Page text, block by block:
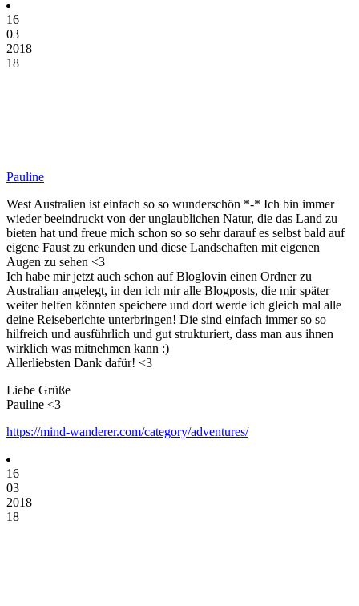
16
03
2018
18
Pauline
West Australien ist einfach so so wunderschön *-* Ich bin immer
wieder beeindruckt von der unglaublichen Natur, die das Land zu
bieten hat und freue mich schon so so sehr darauf es selbst bald auf
eigene Faust zu erkunden und diese Landschaften mit eigenen
Augen zu sehen <3
Ich habe mir jetzt auch schon auf Bloglovin einen Ordner zu
Australian angelegt, in den ich mir alle Blogposts, die mir später
weiter helfen könnten speichere und dort werde ich gleich mal alle
deine Reiseberichte unterbringen! Die sind einfach immer so so
hilfreich und ausführlich und gut strukturiert, dass man aus ihnen
wirklich was mitnehmen kann :)
Allerliebsten Dank dafür! <3
Liebe Grüße
Pauline <3
https://mind-wanderer.com/category/adventures/
16
03
2018
18